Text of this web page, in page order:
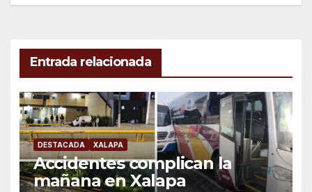
Entrada relacionada
DESTACADA XALAPA
Accidentes complican la
mañana en Xalapa